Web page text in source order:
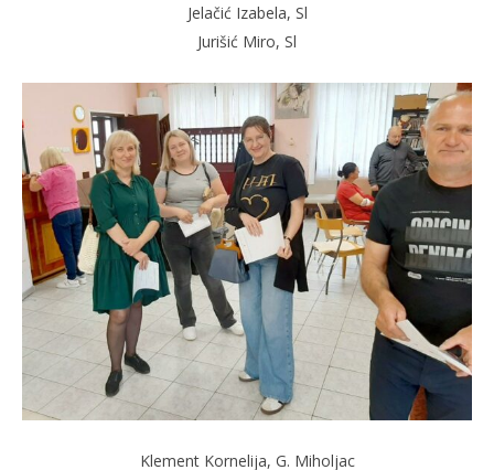
Jelačić Izabela, Sl
Jurišić Miro, Sl
Klement Kornelija, G. Miholjac